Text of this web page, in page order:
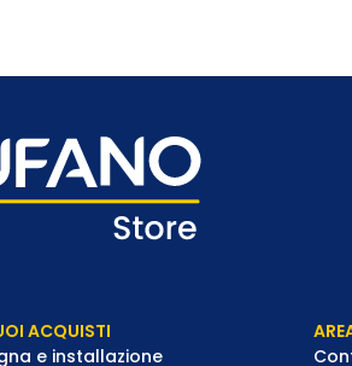
ACQUISTI
e installazione